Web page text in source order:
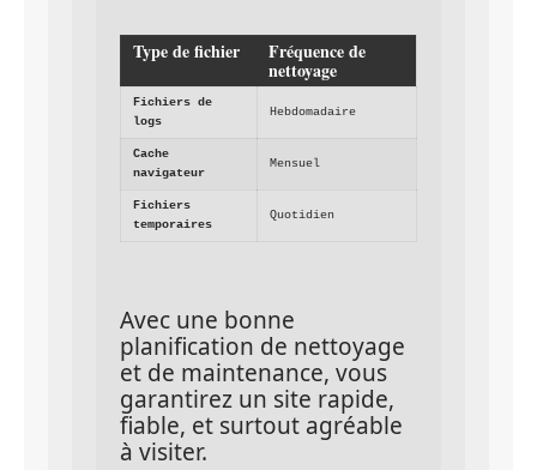
Type de fichier Fréquence de
nettoyage
Fichiers de
logs
Hebdomadaire
Cache
navigateur
Mensuel
Fichiers
temporaires
Quotidien
Avec une bonne
planification de nettoyage
et de maintenance, vous
garantirez un site rapide,
fiable, et surtout agréable
à visiter.